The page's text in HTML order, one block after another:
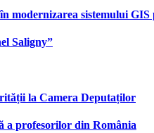
modernizarea sistemului
Saligny”
la Camera Deputaților
a profesorilor din România